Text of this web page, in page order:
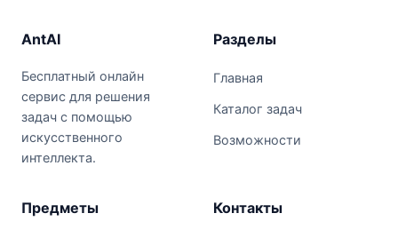
AntAI
Бесплатный онлайн
сервис для решения
задач с помощью
искусственного
интеллекта.
Разделы
Главная
Каталог задач
Возможности
Предметы Контакты